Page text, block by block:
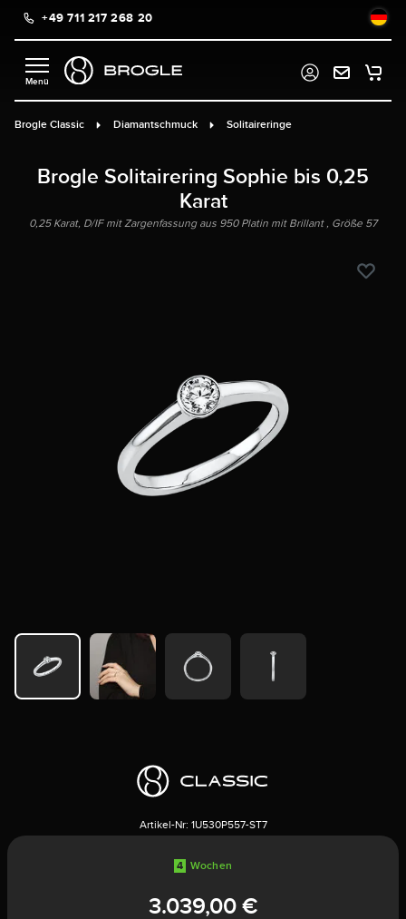
springen
+49 711 217 268 20
Brogle Classic Diamantschmuck Solitaireringe
Brogle Solitairering Sophie bis 0,25
Karat
0,25 Karat, D/IF mit Zargenfassung aus 950 Platin mit Brillant , Größe 57
Artikel-Nr: 1U530P557-ST7
4 Wochen
3.039,00 €